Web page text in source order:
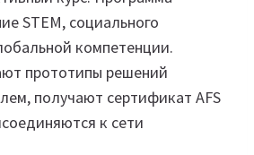
STEM, социального
компетенции.
прототипы решений
получают сертификат AFS
к сети